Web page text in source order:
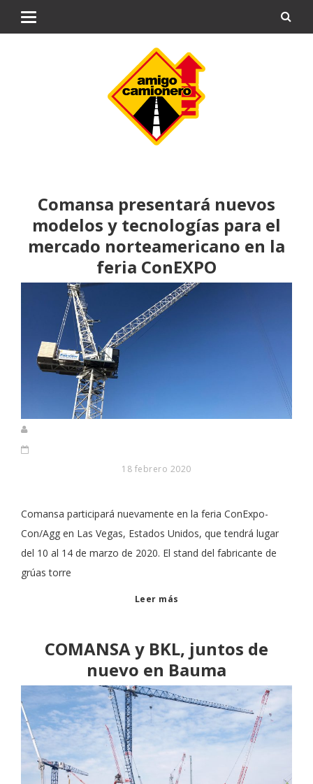
Comansa presentará nuevos
modelos y tecnologías para el
mercado norteamericano en la
feria ConEXPO
18 febrero 2020
Comansa participará nuevamente en la feria ConExpo-
Con/Agg en Las Vegas, Estados Unidos, que tendrá lugar
del 10 al 14 de marzo de 2020. El stand del fabricante de
grúas torre
Leer más
COMANSA y BKL, juntos de
nuevo en Bauma